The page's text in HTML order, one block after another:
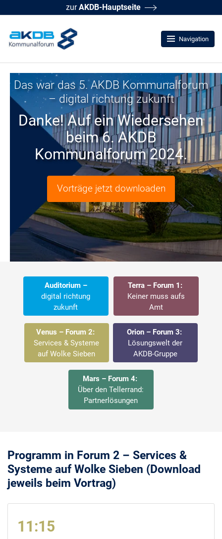
zurAKDB-Hauptseite
Navigation
Das war das 5. AKDB Kommunalforum
– digital richtung zukunft
Danke! Auf ein Wiedersehen
beim 6. AKDB
Kommunalforum 2024.
Vorträge jetzt downloaden
Auditorium –
digital richtung
zukunft
Terra – Forum 1:
Keiner muss aufs
Amt
Venus – Forum 2:
Services & Systeme
auf Wolke Sieben
Orion – Forum 3:
Lösungswelt der
AKDB-Gruppe
Mars – Forum 4:
Über den Tellerrand:
Partnerlösungen
Programm in Forum 2 – Services &
Systeme auf Wolke Sieben (Download
jeweils beim Vortrag)
11:15